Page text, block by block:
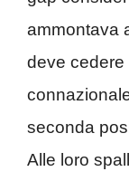
ammontava
deve cedere
seconda
Alle loro